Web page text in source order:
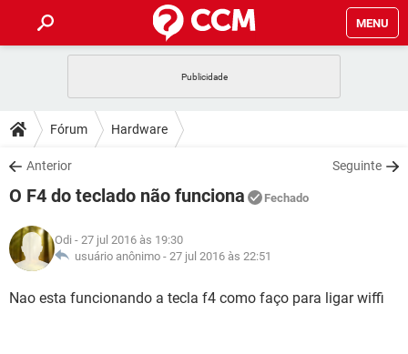
MENU
CELULAR
OUTLOOK
INSTAGRAM GMAIL
GUIA DE COMPRAS
DICAS
JOGOS
INSTAGRAM
GUIA DE COMPRAS
DOWNLOADS
JOGOS WHATSAPP
CELULAR
OUTLOOK EXCEL
INSTAGRAM
JOGOS
CELULAR
OUTLOOK EXCEL
GLOSSÁRIO
WHATSAPP
Fórum Hardware
Anterior Seguinte
O F4 do teclado não funciona Fechado
Odi - 27 jul 2016 às 19:30
usuário anônimo - 27 jul 2016 às 22:51
Nao esta funcionando a tecla f4 como faço para ligar wiffi